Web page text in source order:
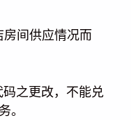
房间供应情况而
之更改，不能兑
。